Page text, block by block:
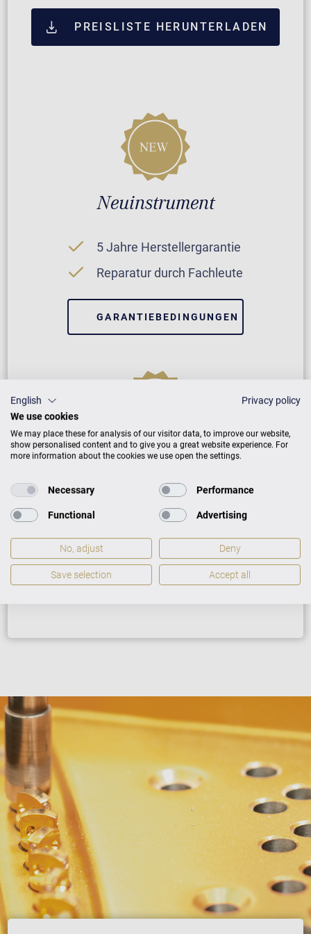
PREISLISTE HERUNTERLADEN
Neuinstrument
5 Jahre Herstellergarantie
Reparatur durch Fachleute
GARANTIEBEDINGUNGEN
VARIO Digitalsystem
2 Jahre Herstellergarantie
GARANTIEBEDINGUNGEN
English
Privacy policy
We use cookies
We may place these for analysis of our visitor data, to improve our website,
show personalised content and to give you a great website experience. For
more information about the cookies we use open the settings.
Necessary Performance
Functional Advertising
No, adjust Deny
Save selection Accept all